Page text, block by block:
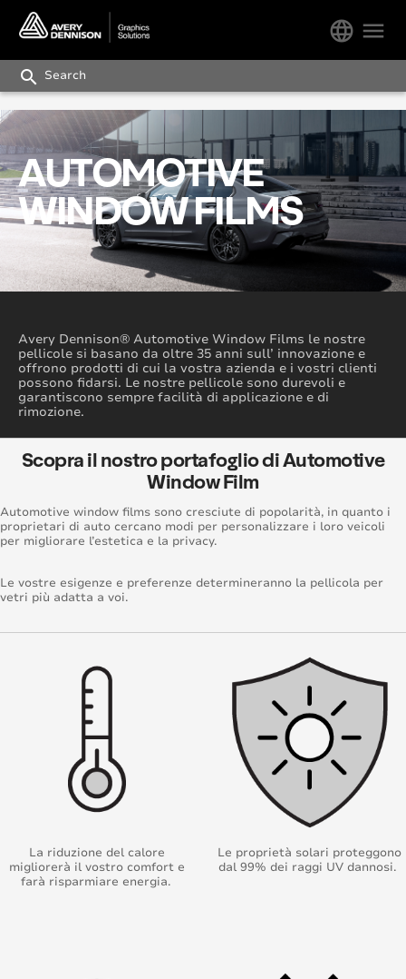
menu
language
search
AUTOMOTIVE
WINDOW FILMS
Avery Dennison® Automotive Window Films le nostre
pellicole si basano da oltre 35 anni sull’ innovazione e
offrono prodotti di cui la vostra azienda e i vostri clienti
possono fidarsi. Le nostre pellicole sono durevoli e
garantiscono sempre facilità di applicazione e di
rimozione.
Scopra il nostro portafoglio di Automotive
Window Film
Automotive window films sono cresciute di popolarità, in quanto i
proprietari di auto cercano modi per personalizzare i loro veicoli
per migliorare l’estetica e la privacy.
Le vostre esigenze e preferenze determineranno la pellicola per
vetri più adatta a voi.
La riduzione del calore
migliorerà il vostro comfort e
farà risparmiare energia.
Le proprietà solari proteggono
dal 99% dei raggi UV dannosi.